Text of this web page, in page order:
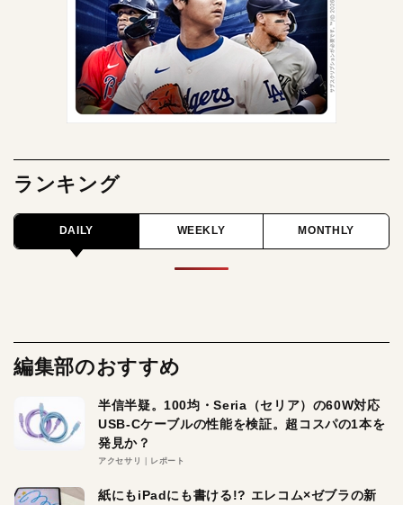
ランキング
DAILY WEEKLY MONTHLY
編集部のおすすめ
半信半疑。100均・Seria（セリア）の60W対応
USB-Cケーブルの性能を検証。超コスパの1本を
発見か？
アクセサリ レポート
紙にもiPadにも書ける!? エレコム×ゼブラの新